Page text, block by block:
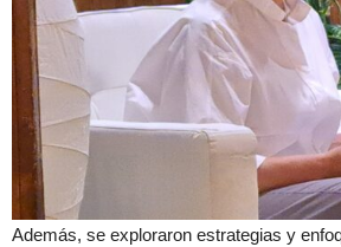
Además, se exploraron estrategias y